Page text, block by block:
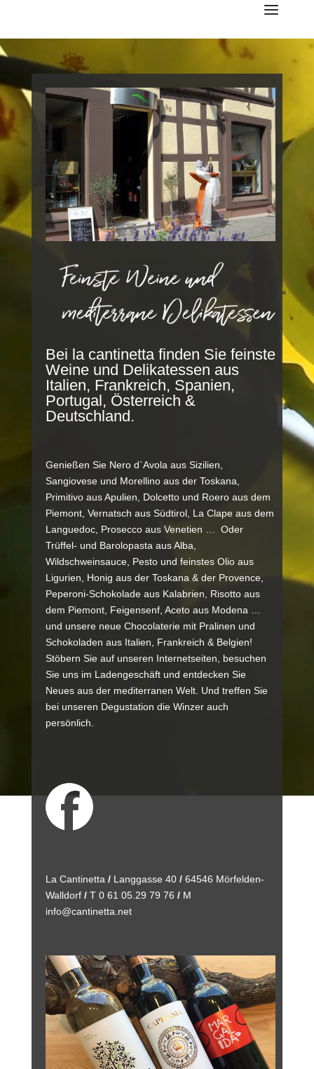
Bei la cantinetta finden Sie feinste
Weine und Delikatessen aus
Italien, Frankreich, Spanien,
Portugal, Österreich &
Deutschland.
Genießen Sie Nero d`Avola aus Sizilien,
Sangiovese und Morellino aus der Toskana,
Primitivo aus Apulien, Dolcetto und Roero aus dem
Piemont, Vernatsch aus Südtirol, La Clape aus dem
Languedoc, Prosecco aus Venetien … Oder
Trüffel- und Barolopasta aus Alba,
Wildschweinsauce, Pesto und feinstes Olio aus
Ligurien, Honig aus der Toskana & der Provence,
Peperoni-Schokolade aus Kalabrien, Risotto aus
dem Piemont, Feigensenf, Aceto aus Modena …
und unsere neue Chocolaterie mit Pralinen und
Schokoladen aus Italien, Frankreich & Belgien!
Stöbern Sie auf unseren Internetseiten, besuchen
Sie uns im Ladengeschäft und entdecken Sie
Neues aus der mediterranen Welt. Und treffen Sie
bei unseren Degustation die Winzer auch
persönlich.
La Cantinetta /Langgasse 40/64546 Mörfelden-
Walldorf/T 0 61 05.29 79 76 /M
info@cantinetta.net